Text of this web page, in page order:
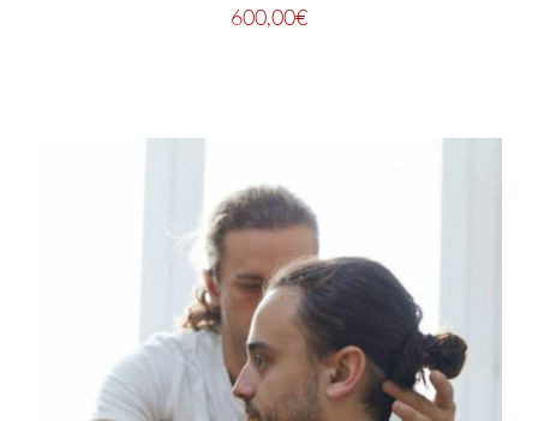
600,00€